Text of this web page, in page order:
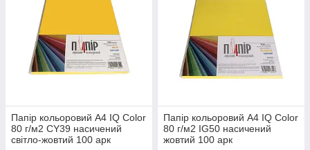
Папір кольоровий А4 IQ Color
80 г/м2 CY39 насичений
світло-жовтий 100 арк
Папір кольоровий А4 IQ Color
80 г/м2 IG50 насичений
жовтий 100 арк